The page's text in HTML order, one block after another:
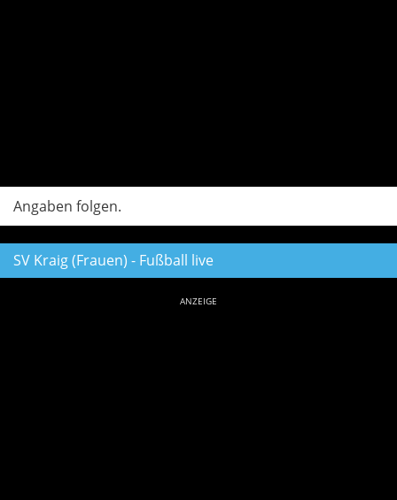
Angaben folgen.
SV Kraig (Frauen) - Fußball live
ANZEIGE